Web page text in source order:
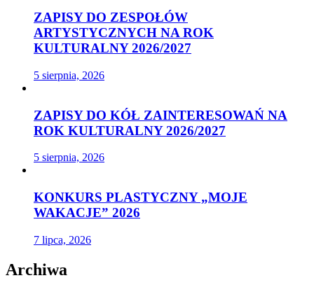
ZAPISY DO ZESPOŁÓW
ARTYSTYCZNYCH NA ROK
KULTURALNY 2026/2027
5 sierpnia, 2026
ZAPISY DO KÓŁ ZAINTERESOWAŃ NA
ROK KULTURALNY 2026/2027
5 sierpnia, 2026
KONKURS PLASTYCZNY „MOJE
WAKACJE” 2026
7 lipca, 2026
Archiwa